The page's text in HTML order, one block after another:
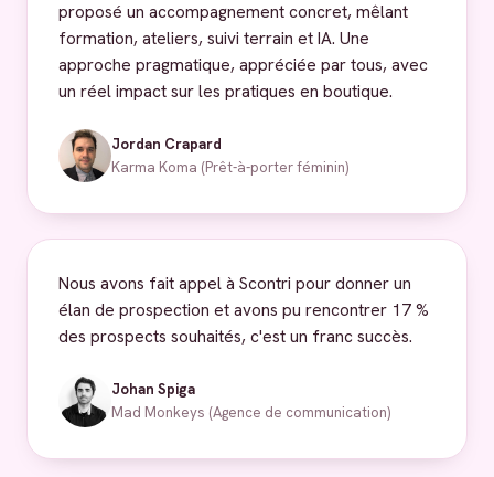
proposé un accompagnement concret, mêlant
formation, ateliers, suivi terrain et IA. Une
approche pragmatique, appréciée par tous, avec
un réel impact sur les pratiques en boutique.
Jordan Crapard
Karma Koma (Prêt-à-porter féminin)
Nous avons fait appel à Scontri pour donner un
élan de prospection et avons pu rencontrer 17 %
des prospects souhaités, c'est un franc succès.
Johan Spiga
Mad Monkeys (Agence de communication)